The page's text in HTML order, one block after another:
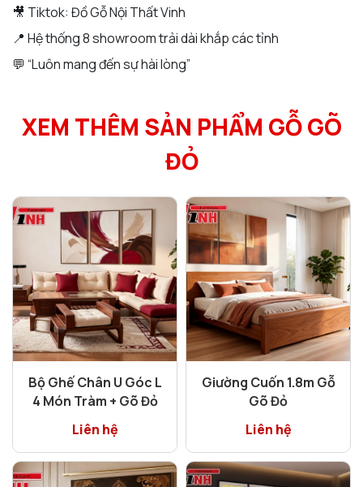
🎥 Tiktok: Đồ Gỗ Nội Thất Vinh
📍 Hệ thống 8 showroom trải dài khắp các tỉnh
💬 “Luôn mang đến sự hài lòng”
XEM THÊM SẢN PHẨM GỖ GÕ
ĐỎ
Bộ Ghế Chân U Góc L
4 Món Tràm + Gõ Đỏ
Liên hệ
Giường Cuốn 1.8m Gỗ
Gõ Đỏ
Liên hệ